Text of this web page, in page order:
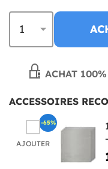
ACHAT
ACCESSOIRES
AJOUTER
-65%